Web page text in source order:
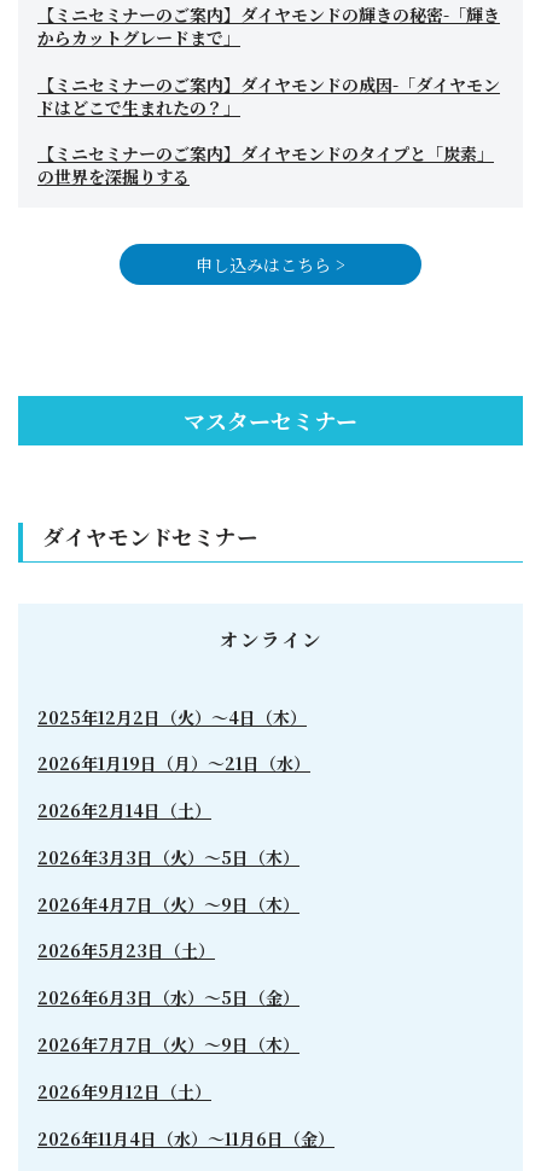
【ミニセミナーのご案内】ダイヤモンドの輝きの秘密-「輝き
からカットグレードまで」
【ミニセミナーのご案内】ダイヤモンドの成因-「ダイヤモン
ドはどこで生まれたの？」
【ミニセミナーのご案内】ダイヤモンドのタイプと「炭素」
の世界を深掘りする
申し込みはこちら >
マスターセミナー
ダイヤモンドセミナー
オンライン
2025年12月2日（火）～4日（木）
2026年1月19日（月）～21日（水）
2026年2月14日（土）
2026年3月3日（火）〜5日（木）
2026年4月7日（火）〜9日（木）
2026年5月23日（土）
2026年6月3日（水）〜5日（金）
2026年7月7日（火）〜9日（木）
2026年9月12日（土）
2026年11月4日（水）〜11月6日（金）